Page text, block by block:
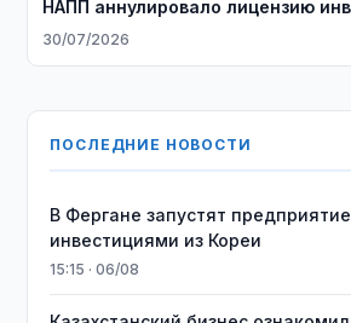
НАПП аннулировало лицензию
30/07/2026
ПОСЛЕДНИЕ НОВОСТИ
В Фергане запустят
инвестициями из Кореи
15:15 · 06/08